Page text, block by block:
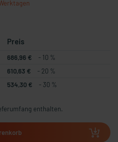
Preis
686,96 €
- 10 %
610,63 €
- 20 %
534,30 € - 30 %
enthalten.